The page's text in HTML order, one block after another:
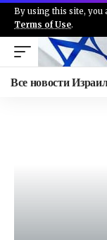
By using this site, you
Terms of Use.
Все новости